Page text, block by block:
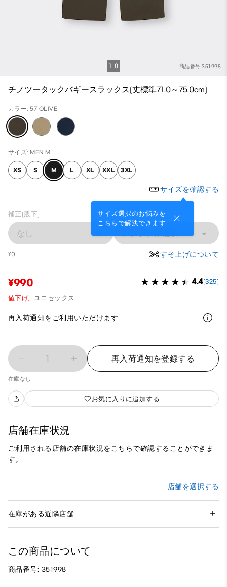
商品番号:351998
1 8
チノツータックバギースラックス(丈標準71.0～75.0cm)
カラー: 57 OLIVE
サイズ: MEN M
XS S M L XL XXL 3XL
サイズを確認する
サイズ選択のお悩みを
こちらで解決できます
補正(股下)
なし レングス未選択
¥0 すそ上げについて
¥990 4.4(325)
値下げ, ユニセックス
再入荷通知をご利用いただけます
1 再入荷通知を登録する
在庫なし
お気に入りに追加する
店舗在庫状況
ご利用される店舗の在庫状況をこちらで確認することができま
す。
店舗を選択する
在庫がある近隣店舗
この商品について
商品番号: 351998